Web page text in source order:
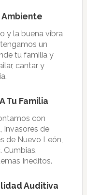
Ambiente
y la buena vibra
un
tu familia y
cantar y
Tu Familia
con
Invasores de
de Nuevo León,
Cumbias,
Ineditos.
Auditiva